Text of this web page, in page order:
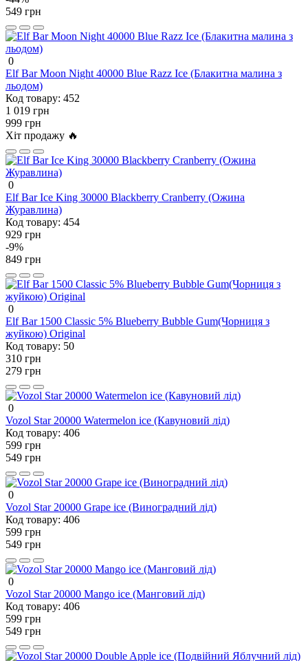
549 грн
0
Elf Bar Moon Night 40000 Blue Razz Ice (Блакитна малина з
льодом)
Код товару: 452
1 019 грн
999 грн
Хіт продажу 🔥
0
Elf Bar Ice King 30000 Blackberry Cranberry (Ожина
Журавлина)
Код товару: 454
929 грн
-9%
849 грн
0
Elf Bar 1500 Classic 5% Blueberry Bubble Gum(Чорниця з
жуйкою) Original
Код товару: 50
310 грн
279 грн
0
Vozol Star 20000 Watermelon ice (Кавуновий лід)
Код товару: 406
599 грн
549 грн
0
Vozol Star 20000 Grape ice (Виноградний лід)
Код товару: 406
599 грн
549 грн
0
Vozol Star 20000 Mango ice (Манговий лід)
Код товару: 406
599 грн
549 грн